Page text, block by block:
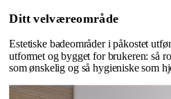
Ditt velværeområde
Estetiske badeområder i påkostet
utformet og bygget for brukeren: så
som ønskelig og så hygieniske som